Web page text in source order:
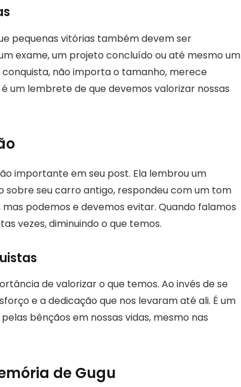
pequenas vitórias também devem ser
exame, um projeto concluído ou até mesmo um
não importa o tamanho, merece
um lembrete de que devemos valorizar nossas
importante em seu post. Ela lembrou um
sobre seu carro antigo, respondeu com um tom
podemos e devemos evitar. Quando falamos
vezes, diminuindo o que temos.
de valorizar o que temos. Ao invés de se
e a dedicação que nos levaram até ali. É um
bênçãos em nossas vidas, mesmo nas
de Gugu